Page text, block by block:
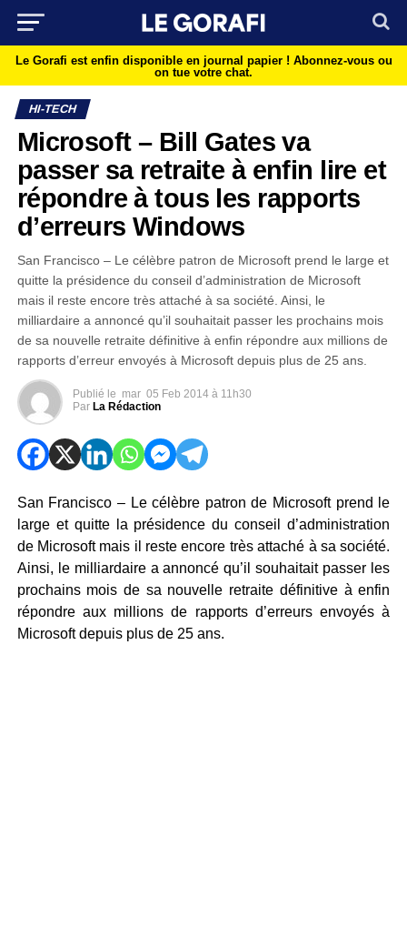
Le Gorafi est enfin disponible en journal papier ! Abonnez-vous ou
on tue votre chat.
HI-TECH
Microsoft – Bill Gates va
passer sa retraite à enfin lire et
répondre à tous les rapports
d’erreurs Windows
San Francisco – Le célèbre patron de Microsoft prend le large et
quitte la présidence du conseil d’administration de Microsoft
mais il reste encore très attaché à sa société. Ainsi, le
milliardaire a annoncé qu’il souhaitait passer les prochains mois
de sa nouvelle retraite définitive à enfin répondre aux millions de
rapports d’erreur envoyés à Microsoft depuis plus de 25 ans.
Publié le mar 05 Feb 2014 à 11h30
Par La Rédaction
San Francisco – Le célèbre patron de Microsoft prend le
large et quitte la présidence du conseil d’administration
de Microsoft mais il reste encore très attaché à sa société.
Ainsi, le milliardaire a annoncé qu’il souhaitait passer les
prochains mois de sa nouvelle retraite définitive à enfin
répondre aux millions de rapports d’erreurs envoyés à
Microsoft depuis plus de 25 ans.